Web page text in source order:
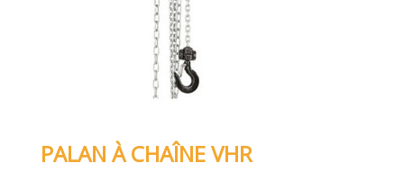
PALAN À CHAÎNE VHR